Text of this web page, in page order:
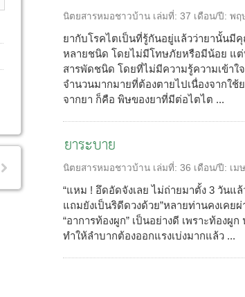
นิตยสารหมอชาวบ้าน เล่มที่: 37 เดือน/ปี: พฤ
ยากับโรคไตเป็นที่รู้กันอยู่แล้วว่ายานั้นมี
หลายชนิด โดยไม่มีโทษภัยหรือมีน้อย แต่
สารพัดชนิด โดยที่ไม่มีความรู้ความเข้าใ
จำนวนมากมายที่ต้องตายไปเนื่องจากใช้
จากยา ก็คือ พิษของยาที่มีต่อไตไต ...
ยาระบาย
นิตยสารหมอชาวบ้าน เล่มที่: 36 เดือน/ปี: เม
“แหม ! อึดอัดจังเลย ไม่ถ่ายมาตั้ง 3 วันแล้
แถมยังเป็นริดีดวงด้วย”หลายท่านคงเค
“อาการท้องผูก” เป็นอย่างดี เพราะท้อง
ทำให้ลำบากต้องออกแรงเบ่งมากแล้ว ...